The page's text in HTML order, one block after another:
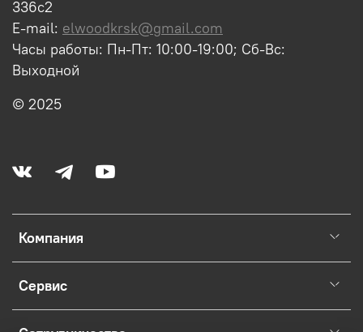
Компания
Сервис
336с2
E-mail: elwoodkrsk@gmail.com
Часы работы: Пн-Пт: 10:00-19:00; Сб-Вс:
Выходной
© 2025